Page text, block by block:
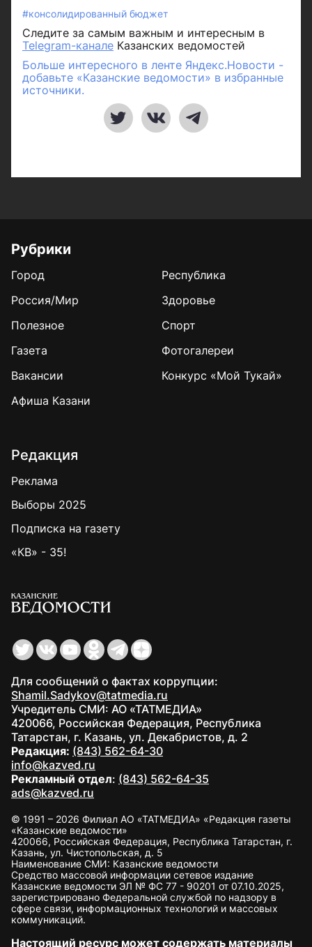
#консолидированный бюджет
Следите за самым важным и интересным в
Telegram-канале Казанских ведомостей
Больше интересного в ленте Яндекс.Новости -
добавьте «Казанские ведомости» в избранные
источники.
Рубрики
Город
Республика
Россия/Мир
Здоровье
Полезное
Спорт
Газета
Фотогалереи
Вакансии
Конкурс «Мой Тукай»
Афиша Казани
Редакция
Реклама
Выборы 2025
Подписка на газету
«КВ» - 35!
Для сообщений о фактах коррупции:
Shamil.Sadykov@tatmedia.ru
Учредитель СМИ: АО «ТАТМЕДИА»
420066, Российская Федерация, Республика
Татарстан, г. Казань, ул. Декабристов, д. 2
Редакция: (843) 562-64-30
info@kazved.ru
Рекламный отдел: (843) 562-64-35
ads@kazved.ru
© 1991 – 2026 Филиал АО «ТАТМЕДИА» «Редакция газеты
«Казанские ведомости»
420066, Российская Федерация, Республика Татарстан, г.
Казань, ул. Чистопольская, д. 5
Наименование СМИ: Казанские ведомости
Средство массовой информации сетевое издание
Казанские ведомости ЭЛ № ФС 77 - 90201 от 07.10.2025,
зарегистрировано Федеральной службой по надзору в
сфере связи, информационных технологий и массовых
коммуникаций.
Настоящий ресурс может содержать материалы